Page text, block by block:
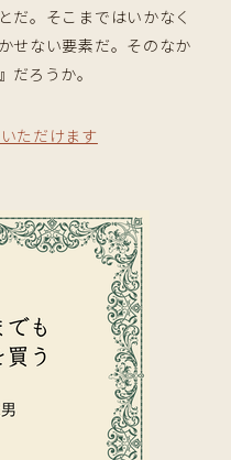
だ。そこまではいかなく
せない要素だ。そのなか
ろうか。
ただけます